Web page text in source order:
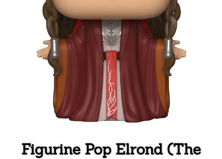
Figurine Pop Elrond (The